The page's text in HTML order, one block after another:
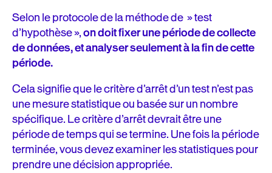
Selon le protocole de la méthode de » test
d’hypothèse »,on doit fixer une période de collecte
de données, et analyser seulement à la fin de cette
période.
Cela signifie que le critère d’arrêt d’un test n’est pas
une mesure statistique ou basée sur un nombre
spécifique. Le critère d’arrêt devrait être une
période de temps qui se termine. Une fois la période
terminée, vous devez examiner les statistiques pour
prendre une décision appropriée.